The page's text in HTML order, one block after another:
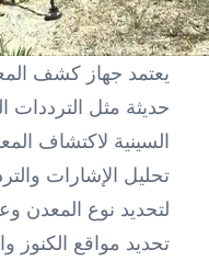
يعتمد جهاز كشف
حديثة مثل الترددات
السينية لاكتشاف
تحليل الإشارات
لتحديد نوع المعدن
تحديد مواقع الكنوز